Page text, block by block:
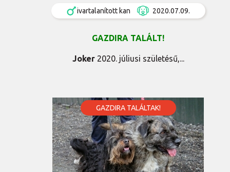
ivartalanított kan 2020.07.09.
GAZDIRA TALÁLT!
Joker2020. júliusi születésű,...
GAZDIRA TALÁLTAK!